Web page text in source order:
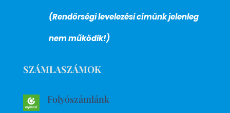
(Rendőrségi levelezési címünk jelenleg
nem működik!)
SZÁMLASZÁMOK
Folyószámlánk